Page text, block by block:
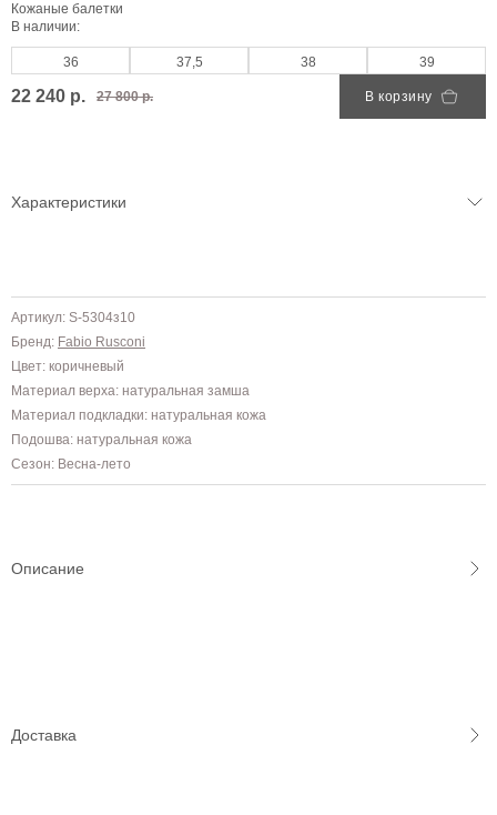
Кожаные балетки
В наличии:
36 37,5 38 39
22 240 р. 27 800 р. В корзину
Характеристики
Артикул: S-5304з10
Бренд: Fabio Rusconi
Цвет: коричневый
Материал верха: натуральная замша
Материал подкладки: натуральная кожа
Подошва: натуральная кожа
Сезон: Весна-лето
Описание
Доставка